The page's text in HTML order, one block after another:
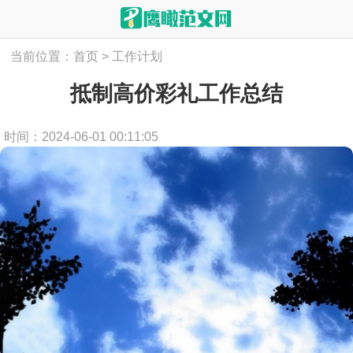
当前位置：首页 > 工作计划
抵制高价彩礼工作总结
时间：2024-06-01 00:11:05